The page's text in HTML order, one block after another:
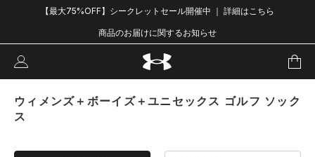
【最大75%OFF】シークレットセール開催中 ｜ 詳細はこちら
商品のお届けに関するお知らせ
ウィメンズ＋ボーイズ＋ユニセックス ゴルフ ソック
ス